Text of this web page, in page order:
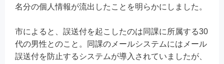
名分の個人情報が流出したことを明らかにしました。
市によると、誤送付を起こしたのは同課に所属する30
代の男性とのこと。同課のメールシステムにはメール
誤送付を防止するシステムが導入されていましたが、